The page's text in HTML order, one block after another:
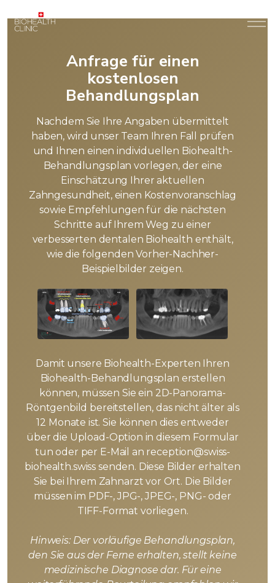
Anfrage für einen
kostenlosen
Behandlungsplan
Nachdem Sie Ihre Angaben übermittelt
haben, wird unser Team Ihren Fall prüfen
und Ihnen einen individuellen Biohealth-
Behandlungsplan vorlegen, der eine
Einschätzung Ihrer aktuellen
Zahngesundheit, einen Kostenvoranschlag
sowie Empfehlungen für die nächsten
Schritte auf Ihrem Weg zu einer
verbesserten dentalen Biohealth enthält,
wie die folgenden Vorher-Nachher-
Beispielbilder zeigen.
Damit unsere Biohealth-Experten Ihren
Biohealth-Behandlungsplan erstellen
können, müssen Sie ein 2D-Panorama-
Röntgenbild bereitstellen, das nicht älter als
12 Monate ist. Sie können dies entweder
über die Upload-Option in diesem Formular
tun oder per E-Mail an reception@swiss-
biohealth.swiss senden. Diese Bilder erhalten
Sie bei Ihrem Zahnarzt vor Ort. Die Bilder
müssen im PDF-, JPG-, JPEG-, PNG- oder
TIFF-Format vorliegen.
Hinweis: Der vorläufige Behandlungsplan,
den Sie aus der Ferne erhalten, stellt keine
medizinische Diagnose dar. Für eine